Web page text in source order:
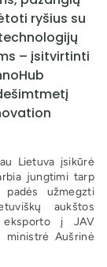
ryšius su
– įsitvirtinti
Lietuva įsikūrė
jungtimi tarp
užmegzti
aukštos
eksporto į JAV
ministrė Aušrinė